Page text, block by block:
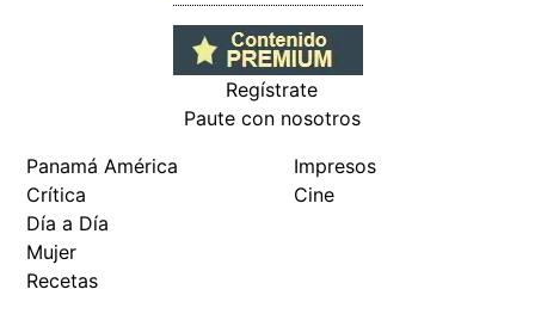
Regístrate
Paute con nosotros
Panamá América
Crítica
Día a Día
Mujer
Recetas
Impresos
Cine